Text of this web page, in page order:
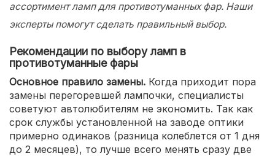
ассортимент ламп для противотуманных фар. Наши
эксперты помогут сделать правильный выбор.
Рекомендации по выбору ламп в
противотуманные фары
Основное правило замены. Когда приходит пора
замены перегоревшей лампочки, специалисты
советуют автолюбителям не экономить. Так как
срок службы установленной на заводе оптики
примерно одинаков (разница колеблется от 1 дня
до 2 месяцев), то лучше всего менять сразу две